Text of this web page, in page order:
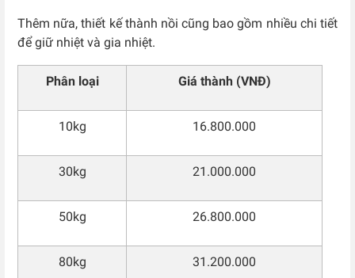
Thêm nữa, thiết kế thành nồi cũng bao gồm nhiều chi tiết
để giữ nhiệt và gia nhiệt.
Phân loại Giá thành (VNĐ)
10kg 16.800.000
30kg 21.000.000
50kg 26.800.000
80kg 31.200.000